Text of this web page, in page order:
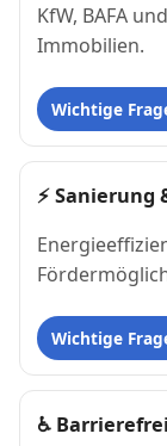
KfW, BAFA
Immobilien.
Wichtige
⚡Sanierung
Wichtige
♿